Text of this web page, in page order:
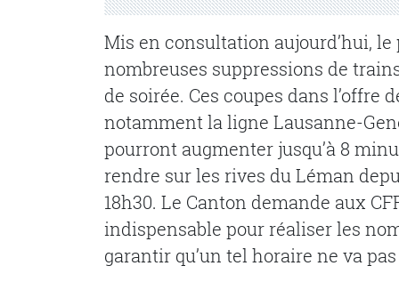
Mis en consultation aujourd’hui,
nombreuses suppressions de
de soirée. Ces coupes dans
notamment la ligne Lausanne-
pourront augmenter jusqu’à 8
rendre sur les rives du Léman
18h30. Le Canton demande aux
indispensable pour réaliser les
garantir qu’un tel horaire ne va